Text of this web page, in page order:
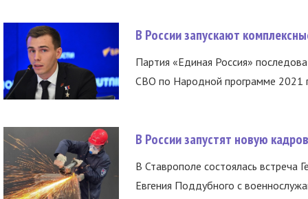
В России запускают
Партия «Единая Россия»
СВО по Народной программе 2021
В России запустят новую
В Ставрополе состоялась встреча
Евгения Поддубного с